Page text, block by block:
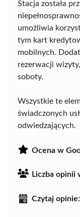
Stacja została
umożliwia
tym kart
mobilnych.
rezerwacji
soboty.
Wszystkie te
świadczonych
odwiedzających.
Ocena w
Liczba opinii
Czytaj opinie: